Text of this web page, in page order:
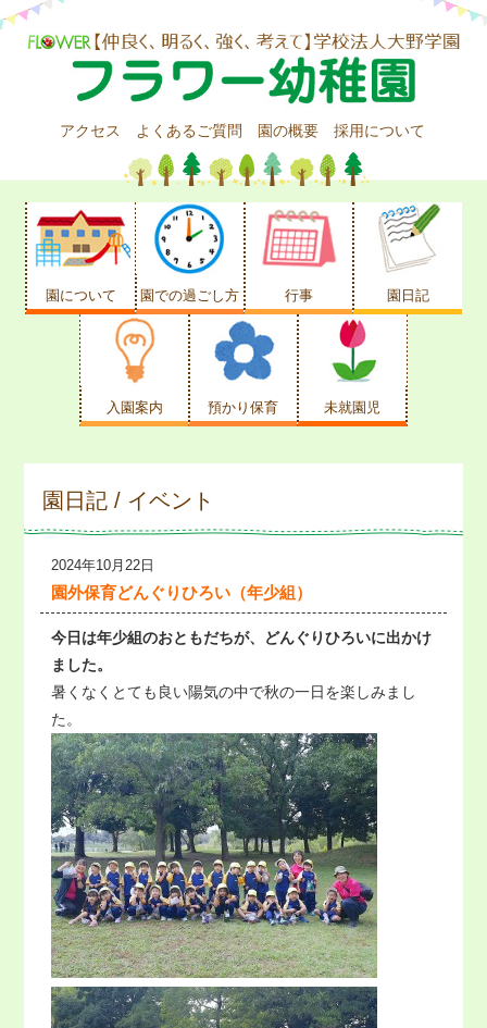
アクセス よくあるご質問 園の概要 採用について
園について 園での過ごし方 行事 園日記
入園案内 預かり保育 未就園児
園日記 / イベント
2024年10月22日
園外保育どんぐりひろい（年少組）
今日は年少組のおともだちが、どんぐりひろいに出かけ
ました。
暑くなくとても良い陽気の中で秋の一日を楽しみまし
た。